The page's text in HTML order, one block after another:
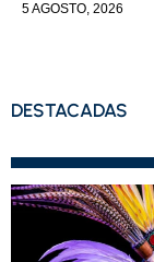
5 AGOSTO, 2026
DESTACADAS